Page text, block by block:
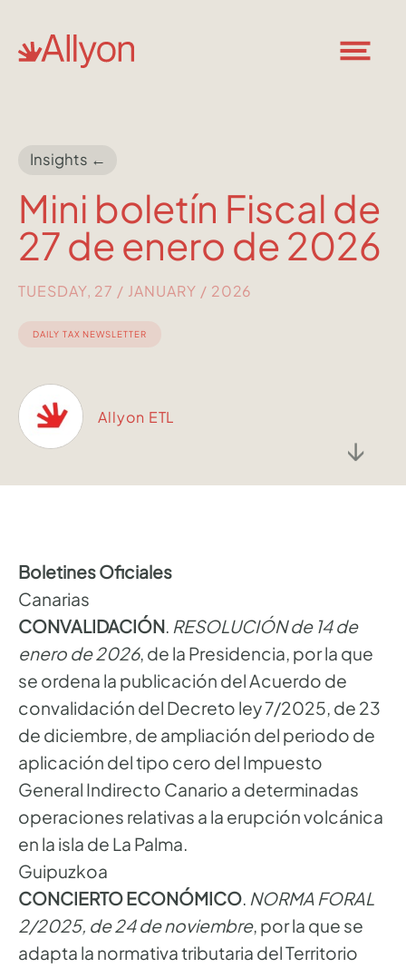
↓
Insights ←
Mini boletín Fiscal de
27 de enero de 2026
TUESDAY, 27 / JANUARY / 2026
DAILY TAX NEWSLETTER
Allyon ETL
Boletines Oficiales
Canarias
CONVALIDACIÓN. RESOLUCIÓN de 14 de
enero de 2026, de la Presidencia, por la que
se ordena la publicación del Acuerdo de
convalidación del Decreto ley 7/2025, de 23
de diciembre, de ampliación del periodo de
aplicación del tipo cero del Impuesto
General Indirecto Canario a determinadas
operaciones relativas a la erupción volcánica
en la isla de La Palma.
Guipuzkoa
CONCIERTO ECONÓMICO. NORMA FORAL
2/2025, de 24 de noviembre, por la que se
adapta la normativa tributaria del Territorio